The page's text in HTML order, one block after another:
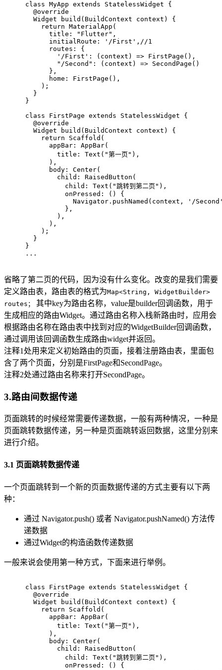
class MyApp extends StatelessWidget
{
@override
Widget
build (BuildContext context)
{
return MaterialApp(
      title:
"Flutter" ,
      initialRoute:
'/First' , //1
      routes: {
'/First' : (context) => FirstPage(),
"/Second" : (context) => SecondPage()
      },
      home: FirstPage(),
    );
  }
}
class
FirstPage extends StatelessWidget
{
@override
Widget
build (BuildContext context)
{
return Scaffold(
      appBar: AppBar(
        title: Text(
"第一页" ),
      ),
      body: Center(
        child: RaisedButton(
          child: Text(
"跳转到第二页" ),
          onPressed: () {
            Navigator.pushNamed(context,
'/
          },
        ),
      ),
    );
  }
}
...
省略了第二页的代码，因为没有什么变化。改变的是我们需要
定义路由表，路由表的格式为Map<String, WidgetBuilder>
routes；
其中key为路由名称，value是builder回调函数，用于
生成相应的路由Widget。通过路由名称入栈新路由时，应用会
根据路由名称在路由表中找到对应的WidgetBuilder回调函数，
通过调用该回调函数生成路由widget并返回。
注释1处用来定义初始路由的页面，接着注册路由表，里面包
含了两个页面，分别是FirstPage和SecondPage。
注释2处通过路由名称来打开SecondPage。
3.路由间数据传递
页面跳转的时候经常需要传递数据，一般有两种情况，一种是
页面跳转数据传递，另一种是页面跳转返回数据，这里分别来
进行介绍。
3.1 页面跳转数据传递
一个页面跳转到一个新的页面数据传递的方式主要有以下两
种：
通过 Navigator.push() 或者 Navigator.pushNamed() 方法传
递数据
通过Widget的构造函数传递数据
一般来说会使用第一种方式，下面来进行举例。
class FirstPage extends StatelessWidget
{
@override
Widget
build (BuildContext context)
{
return Scaffold(
      appBar: AppBar(
        title: Text(
"第一页" ),
      ),
      body: Center(
        child: RaisedButton(
          child: Text(
"跳转到第二页" ),
          onPressed: () {